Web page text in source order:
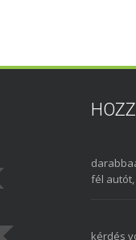
fél autót,
kérdés